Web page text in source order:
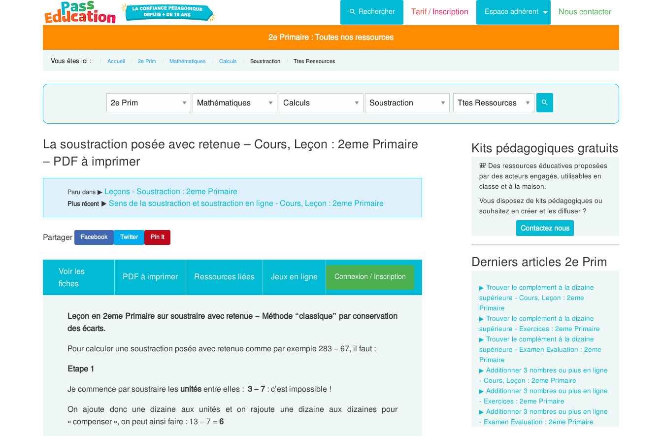
Rechercher Tarif /Inscription Espace adhérent Nous contacter
2e Primaire : Toutes nos ressources
Vous êtes ici : Accueil 2e Prim Mathématiques Calculs Current:
Soustraction Current:
Ttes Ressources
La soustraction posée avec retenue – Cours, Leçon : 2eme Primaire
– PDF à imprimer
Paru dans ▶ Leçons - Soustraction : 2eme Primaire
Plus récent ▶ Sens de la soustraction et soustraction en ligne - Cours, Leçon : 2eme Primaire
Partager Facebook Twitter Pin It
Voir les
fiches
PDF à imprimer Ressources liées Jeux en ligne Connexion / Inscription
Leçon en 2eme Primaire sur soustraire avec retenue – Méthode “classique” par conservation
des écarts.
Pour calculer une soustraction posée avec retenue comme par exemple 283 – 67, il faut :
Etape 1
Je commence par soustraire les unitésentre elles : 3–7 : c’est impossible !
On ajoute donc une dizaine aux unités et on rajoute une dizaine aux dizaines pour
« compenser », on peut ainsi faire : 13 – 7 =6
Kits pédagogiques gratuits
🎒 Des ressources éducatives proposées
par des acteurs engagés, utilisables en
classe et à la maison.
Vous disposez de kits pédagogiques ou
souhaitez en créer et les diffuser ?
Contactez nous
Derniers articles 2e Prim
Trouver le complément à la dizaine
supérieure - Cours, Leçon : 2eme
Primaire
Trouver le complément à la dizaine
supérieure - Exercices : 2eme Primaire
Trouver le complément à la dizaine
supérieure - Examen Evaluation : 2eme
Primaire
Additionner 3 nombres ou plus en ligne
- Cours, Leçon : 2eme Primaire
Additionner 3 nombres ou plus en ligne
- Exercices : 2eme Primaire
Additionner 3 nombres ou plus en ligne
- Examen Evaluation : 2eme Primaire